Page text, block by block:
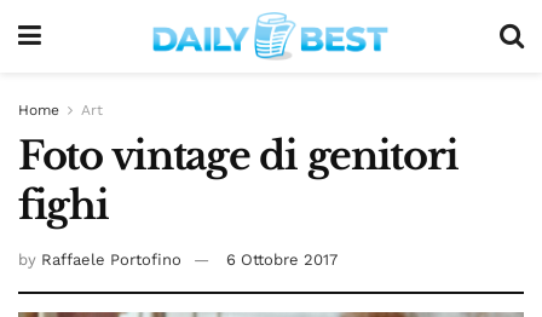
Home Art
Foto vintage di genitori
fighi
by Raffaele Portofino 6 Ottobre 2017